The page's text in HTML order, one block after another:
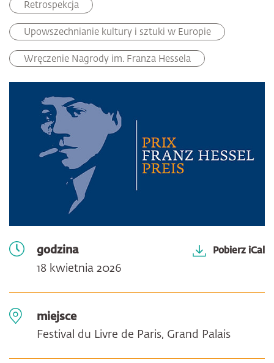
Retrospekcja
Upowszechnianie kultury i sztuki w Europie
Wręczenie Nagrody im. Franza Hessela
godzina
18 kwietnia 2026
Pobierz iCal
miejsce
Festival du Livre de Paris, Grand Palais